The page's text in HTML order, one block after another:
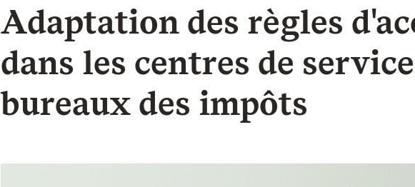
Adaptation des règles
dans les centres de
bureaux des impôts